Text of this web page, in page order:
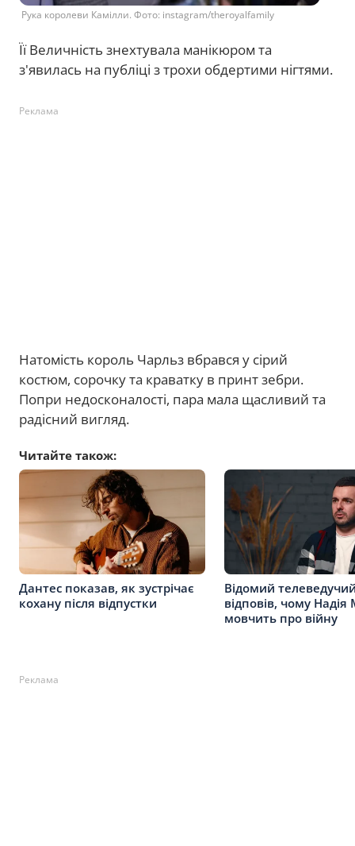
Рука королеви Камілли. Фото: instagram/theroyalfamily
Її Величність знехтувала манікюром та
з'явилась на публіці з трохи обдертими нігтями.
Реклама
Натомість король Чарльз вбрався у сірий
костюм, сорочку та краватку в принт зебри.
Попри недосконалості, пара мала щасливий та
радісний вигляд.
Читайте також:
Дантес показав, як зустрічає
кохану після відпустки
Відомий
відповів, чому
мовчить про війну
Реклама